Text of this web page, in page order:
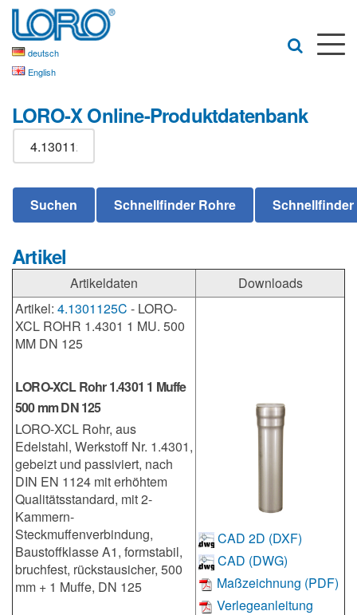
deutsch
English
LORO-X Online-Produktdatenbank
Artikel
Artikeldaten
Downloads
Artikel: 4.1301125C - LORO-
XCL ROHR 1.4301 1 MU. 500
MM DN 125
LORO-XCL Rohr 1.4301 1 Muffe
500 mm DN 125
LORO-XCL Rohr, aus
Edelstahl, Werkstoff Nr. 1.4301,
gebeizt und passiviert, nach
DIN EN 1124 mit erhöhtem
Qualitätsstandard, mit 2-
Kammern-
Steckmuffenverbindung,
Baustoffklasse A1, formstabil,
bruchfest, rückstausicher, 500
mm + 1 Muffe, DN 125
CAD 2D (DXF)
CAD (DWG)
Maßzeichnung (PDF)
Verlegeanleitung